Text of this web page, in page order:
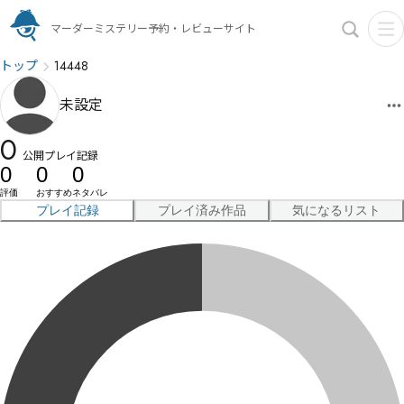
マーダーミステリー予約・レビューサイト
トップ 14448
未設定
0 公開プレイ記録
0
評価
0
おすすめ
0
ネタバレ
プレイ記録 プレイ済み作品 気になるリスト